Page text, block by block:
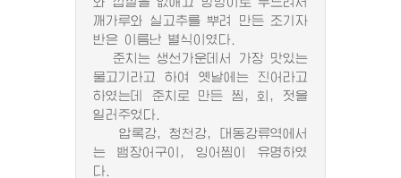
깨가루와 실고추를 뿌려 만든 조기자
반은 이름난 별식이였다.
준치는 생선가운데서 가장 맛있는
물고기라고 하여 옛날에는 진어라고
하였는데 준치로 만든 찜, 회, 젓을
일러주었다.
압록강, 청천강, 대동강류역에서
는 뱀장어구이, 잉어찜이 유명하였
다.